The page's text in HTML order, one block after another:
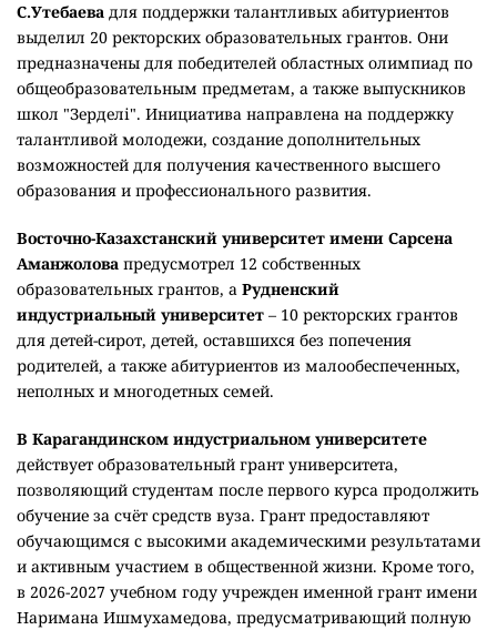
С.Утебаева для поддержки талантливых абитуриентов
выделил 20 ректорских образовательных грантов. Они
предназначены для победителей областных олимпиад по
общеобразовательным предметам, а также выпускников
школ "Зерделі". Инициатива направлена на поддержку
талантливой молодежи, создание дополнительных
возможностей для получения качественного высшего
образования и профессионального развития.
Восточно-Казахстанский университет имени Сарсена
Аманжолова предусмотрел 12 собственных
образовательных грантов, а Рудненский
индустриальный университет – 10 ректорских грантов
для детей-сирот, детей, оставшихся без попечения
родителей, а также абитуриентов из малообеспеченных,
неполных и многодетных семей.
В Карагандинском индустриальном университете
действует образовательный грант университета,
позволяющий студентам после первого курса продолжить
обучение за счёт средств вуза. Грант предоставляют
обучающимся с высокими академическими результатами
и активным участием в общественной жизни. Кроме того,
в 2026-2027 учебном году учрежден именной грант имени
Наримана Ишмухамедова, предусматривающий полную